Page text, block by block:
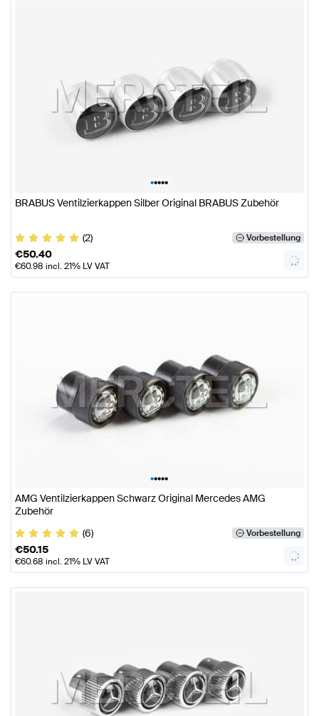
•••••
BRABUS Ventilzierkappen Silber Original BRABUS Zubehör
(2) Vorbestellung
€50.40
€60.98 incl. 21% LV VAT
•••••
AMG Ventilzierkappen Schwarz Original Mercedes AMG
Zubehör
(6)
Vorbestellung
€50.15
€60.68 incl. 21% LV VAT